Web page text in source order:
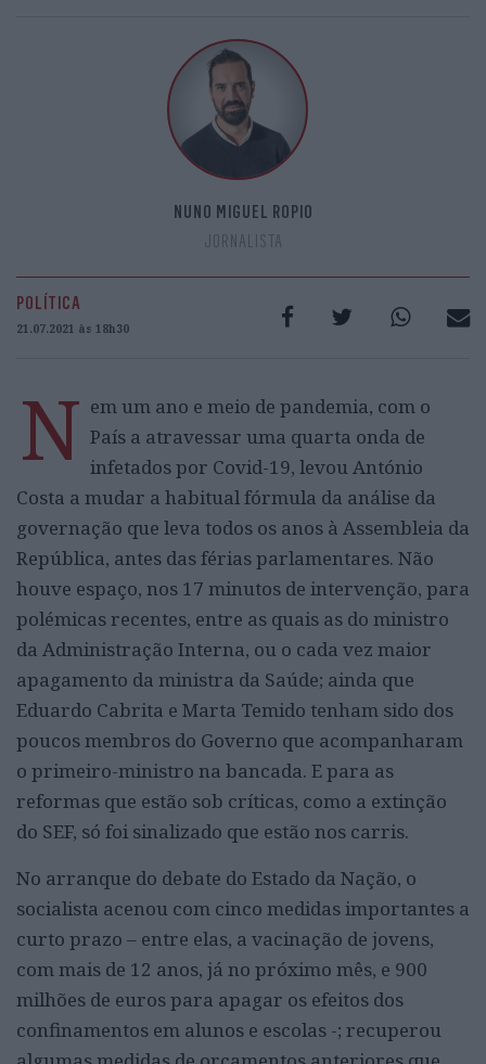
NUNO MIGUEL ROPIO
JORNALISTA
POLÍTICA
21.07.2021 às 18h30
N em um ano e meio de pandemia, com o
País a atravessar uma quarta onda de
infetados por Covid-19, levou António
Costa a mudar a habitual fórmula da análise da
governação que leva todos os anos à Assembleia da
República, antes das férias parlamentares. Não
houve espaço, nos 17 minutos de intervenção, para
polémicas recentes, entre as quais as do ministro
da Administração Interna, ou o cada vez maior
apagamento da ministra da Saúde; ainda que
Eduardo Cabrita e Marta Temido tenham sido dos
poucos membros do Governo que acompanharam
o primeiro-ministro na bancada. E para as
reformas que estão sob críticas, como a extinção
do SEF, só foi sinalizado que estão nos carris.
No arranque do debate do Estado da Nação, o
socialista acenou com cinco medidas importantes a
curto prazo – entre elas, a vacinação de jovens,
com mais de 12 anos, já no próximo mês, e 900
milhões de euros para apagar os efeitos dos
confinamentos em alunos e escolas -; recuperou